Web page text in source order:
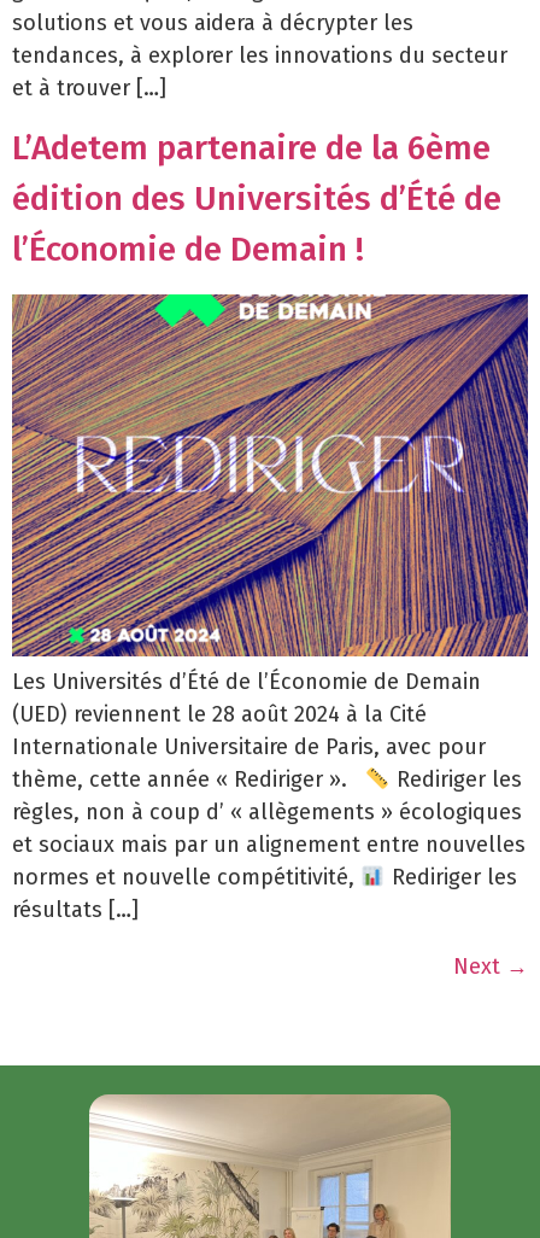
solutions et vous aidera à décrypter les
tendances, à explorer les innovations du secteur
et à trouver […]
L’Adetem partenaire de la 6ème
édition des Universités d’Été de
l’Économie de Demain !
Les Universités d’Été de l’Économie de Demain
(UED) reviennent le 28 août 2024 à la Cité
Internationale Universitaire de Paris, avec pour
thème, cette année « Rediriger ».
Rediriger les
règles, non à coup d’ « allègements » écologiques
et sociaux mais par un alignement entre nouvelles
normes et nouvelle compétitivité,
Rediriger les
résultats […]
Next →